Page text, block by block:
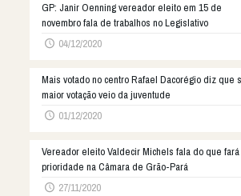
GP: Janir Oenning vereador eleito em 15 de
novembro fala de trabalhos no Legislativo
04/12/2020
Mais votado no centro Rafael Dacorégio diz que
maior votação veio da juventude
01/12/2020
Vereador eleito Valdecir Michels fala do que fará
prioridade na Câmara de Grão-Pará
27/11/2020